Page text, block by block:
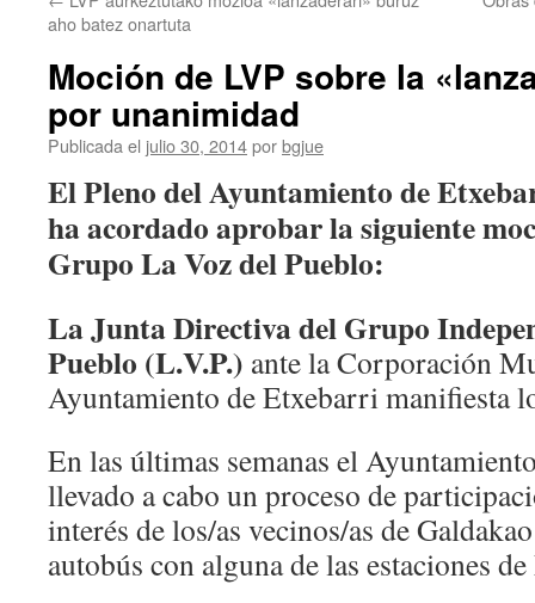
aho batez onartuta
Moción de LVP sobre la
por unanimidad
Publicada el julio 30, 2014porbgjue
El Pleno del Ayuntamiento de
ha acordado aprobar la siguiente
Grupo La Voz del Pueblo:
La Junta Directiva del Grupo
Pueblo (L.V.P.) ante la Corporación
Ayuntamiento de Etxebarri manifiesta
En las últimas semanas el
llevado a cabo un proceso de
interés de los/as vecinos/as de
autobús con alguna de las estaciones